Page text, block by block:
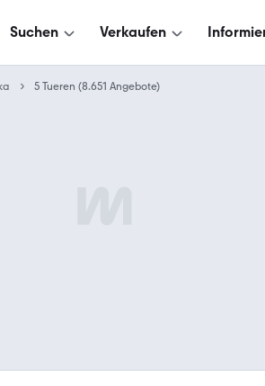
Suchen Verkaufen
5 Tueren (8.651 Angebote)